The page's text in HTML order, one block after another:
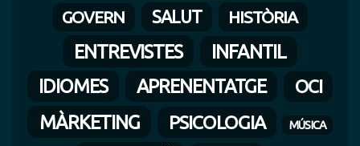
GOVERN SALUT HISTÒRIA
ENTREVISTES
INFANTIL
IDIOMES
APRENENTATGE OCI
MÀRKETING PSICOLOGIA MÚSICA